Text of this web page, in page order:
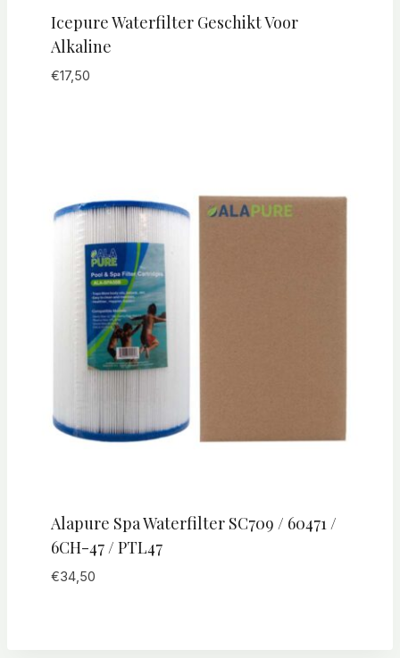
Icepure Waterfilter Geschikt Voor
Alkaline
€17,50
Alapure Spa Waterfilter SC709 / 60471 /
6CH-47 / PTL47
€34,50